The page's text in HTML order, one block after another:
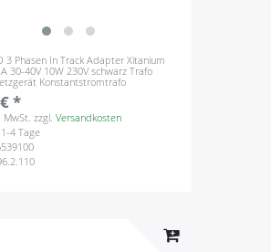
3 Phasen In Track Adapter Xitanium
30-40V 10W 230V schwarz Trafo
Konstantstromtrafo
*
MwSt. zzgl.Versandkosten
4 Tage